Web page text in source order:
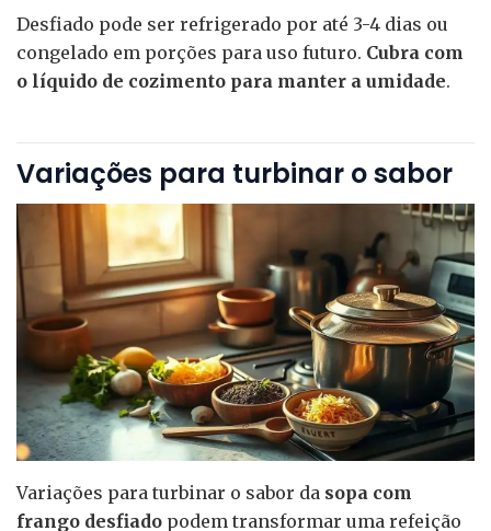
Desfiado pode ser refrigerado por até 3-4 dias ou
congelado em porções para uso futuro. Cubra com
o líquido de cozimento para manter a umidade.
Variações para turbinar o sabor
Variações para turbinar o sabor da sopa com
frango desfiado podem transformar uma refeição